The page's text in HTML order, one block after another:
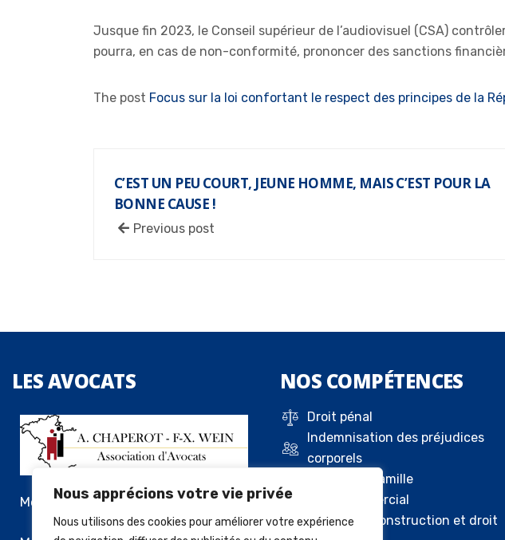
Nous apprécions votre vie privée
Nous utilisons des cookies pour améliorer votre expérience
Jusque fin 2023, le Conseil supérieur de l’audiovisuel (CSA)
pourra, en cas de non-conformité, prononcer des sanctions
The post Focus sur la loi confortant le respect des principes de la
C’EST UN PEU COURT, JEUNE HOMME, MAIS C’EST POUR LA
BONNE CAUSE !
Previous post
LESAVOCATS
Me Alexandre Chaperot
NOS COMPÉTENCES
Droit pénal
Indemnisation des préjudices
corporels
Droit de la famille
Droit commercial
Droit de la construction et droit